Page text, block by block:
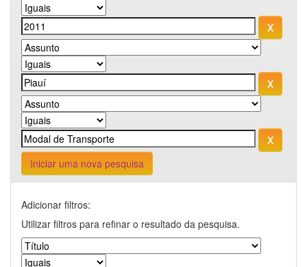
Iniciar uma nova pesquisa
Adicionar filtros:
Utilizar filtros para refinar o resultado da pesquisa.